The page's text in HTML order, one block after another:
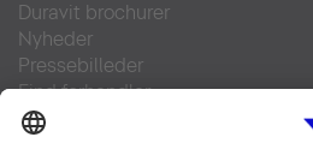
Duravit brochurer
Nyheder
Pressebilleder
Find forhandler
Kontakt